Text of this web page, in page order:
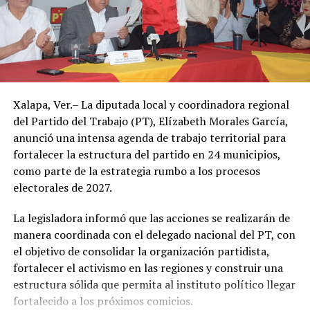
Sin embargo, el ambiente seguirá siendo caluroso, con
un descenso apenas perceptible en la temperatura a
partir de este jueves.
exposición prolongada al sol durante las horas de mayor
radiación, mantenerse hidratado y tomar precauciones
ante posibles tormentas eléctricas, especialmente en
regiones montañosas y del sur de Veracruz.
Xalapa, Ver.– La diputada local y coordinadora regional
del Partido del Trabajo (PT), Elízabeth Morales García,
anunció una intensa agenda de trabajo territorial para
fortalecer la estructura del partido en 24 municipios,
como parte de la estrategia rumbo a los procesos
electorales de 2027.
La legisladora informó que las acciones se realizarán de
manera coordinada con el delegado nacional del PT, con
el objetivo de consolidar la organización partidista,
fortalecer el activismo en las regiones y construir una
estructura sólida que permita al instituto político llegar
fortalecido a los próximos comicios.